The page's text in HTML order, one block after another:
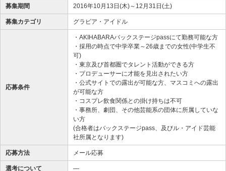
募集期間 2016年10月13日(木)～12月31日(土)
募集カテゴリ グラビア・アイドル
応募条件
・AKIHABARAバックステージpassにて勤務可能な方
・採用の時点で中学卒業～26歳までの女性(中学生不
可)
・東京及び首都圏でタレント活動ができる方
・プロデューサーに才能を見出されたい方
・公式サイトでの露出が可能な方、マスコミへの露出
が可能な方
・コスプレ飲食関係との掛け持ちは不可
・事務所、劇団、その他芸能系の団体に所属していな
い方
(合格者はバックステージpass、及びル・アイド芸能
社所属となります)
応募方法 メール応募
選考について ―